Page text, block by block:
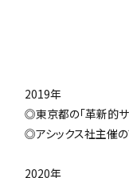
2019年
◎東京都の「革新的
◎アシックス社主催の
2020年